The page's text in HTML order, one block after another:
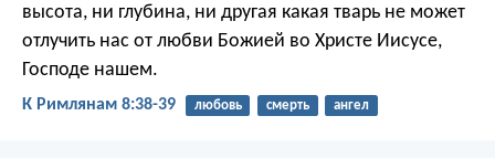
высота, ни глубина, ни другая какая тварь не может
отлучить нас от любви Божией во Христе Иисусе,
Господе нашем.
К Римлянам 8:38-39 любовь смерть ангел